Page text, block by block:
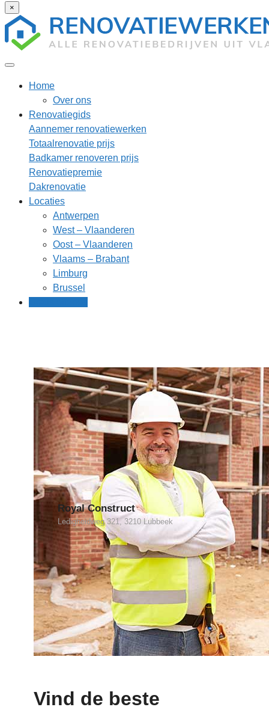
×
Home
Over ons
Renovatiegids
Aannemer renovatiewerken
Totaalrenovatie prijs
Badkamer renoveren prijs
Renovatiepremie
Dakrenovatie
Locaties
Antwerpen
West – Vlaanderen
Oost – Vlaanderen
Vlaams – Brabant
Limburg
Brussel
Royal Construct
Ledigheidweg 321, 3210 Lubbeek
Vind de beste